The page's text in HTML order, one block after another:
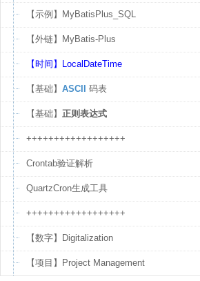
【示例】MyBatisPlus_SQL
【外链】MyBatis-Plus
【时间】LocalDateTime
【基础】 ASCII 码表
【基础】 正则表达式
++++++++++++++++++
Crontab验证解析
QuartzCron生成工具
++++++++++++++++++
【数字】Digitalization
【项目】Project Management